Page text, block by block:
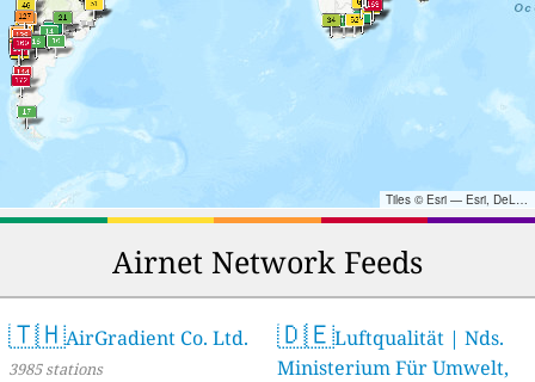
Tiles © Esri — Esri, DeLorme, NAVTEQ, TomTom, Intermap, iPC, USGS, FAO, NPS, NRCAN, GeoBase, Kadaster NL, Ordnance Survey, Esri Japan, METI, Esri China (Hong Kong), and the GIS User Community
Airnet Network Feeds
🇹🇭AirGradient Co. Ltd.
3985 stations
🇩🇪Luftqualität | Nds.
Ministerium Für Umwelt,